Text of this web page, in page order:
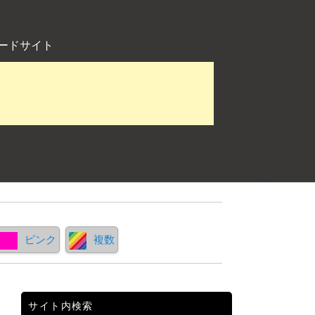
ドサイト
ピンク 複数
サイト内検索